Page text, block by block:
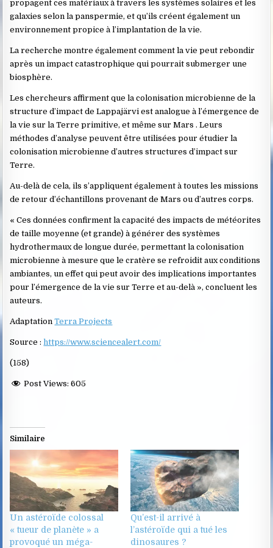
propagent ces matériaux à travers les systèmes solaires et les
galaxies selon la panspermie, et qu’ils créent également un
environnement propice à l’implantation de la vie.
La recherche montre également comment la vie peut rebondir
après un impact catastrophique qui pourrait submerger une
biosphère.
Les chercheurs affirment que la colonisation microbienne de la
structure d’impact de Lappajärvi est analogue à l’émergence de
la vie sur la Terre primitive, et même sur Mars . Leurs
méthodes d’analyse peuvent être utilisées pour étudier la
colonisation microbienne d’autres structures d’impact sur
Terre.
Au-delà de cela, ils s’appliquent également à toutes les missions
de retour d’échantillons provenant de Mars ou d’autres corps.
« Ces données confirment la capacité des impacts de météorites
de taille moyenne (et grande) à générer des systèmes
hydrothermaux de longue durée, permettant la colonisation
microbienne à mesure que le cratère se refroidit aux conditions
ambiantes, un effet qui peut avoir des implications importantes
pour l’émergence de la vie sur Terre et au-delà », concluent les
auteurs.
AdaptationTerra Projects
Source :https://www.sciencealert.com/
(158)
Post Views: 605
Similaire
Un astéroïde colossal
« tueur de planète » a
provoqué un méga-
Qu’est-il arrivé à
l’astéroïde qui a tué les
dinosaures ?